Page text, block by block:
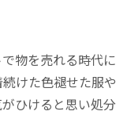
物を売れる時代に
けた色褪せた服や
ひけると思い処分